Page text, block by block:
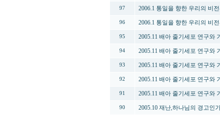
97 2006.1 통일을 향한 우리의 비
96 2006.1 통일을 향한 우리의 비
95 2005.11 배아 줄기세포 연구와
94 2005.11 배아 줄기세포 연구와
93 2005.11 배아 줄기세포 연구와
92 2005.11 배아 줄기세포 연구와
91 2005.11 배아 줄기세포 연구와
90 2005.10 재난,하나님의 경고인